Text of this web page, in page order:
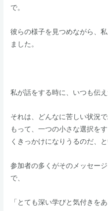
で。
彼らの様子を見つめながら、
ました。
私が話をする時に、いつも伝
それは、どんなに苦しい状況
もって、一つの小さな選択を
くきっかけになりうるのだ、と
参加者の多くがそのメッセー
で、​
「とても深い学びと気付きを